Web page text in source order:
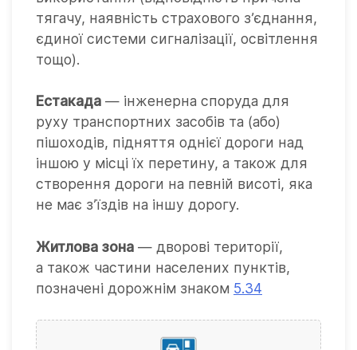
тягачу, наявність страхового з’єднання,
єдиної системи сигналізації, освітлення
тощо).
Естакада — інженерна споруда для
руху транспортних засобів та (або)
пішоходів, підняття однієї дороги над
іншою у місці їх перетину, а також для
створення дороги на певній висоті, яка
не має з’їздів на іншу дорогу.
Житлова зона — дворові території,
а також частини населених пунктів,
позначені дорожнім знаком 5.34